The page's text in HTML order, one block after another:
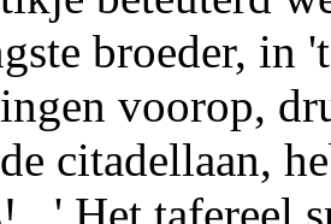
broeder, in
voorop,
citadellaan,
Het tafereel